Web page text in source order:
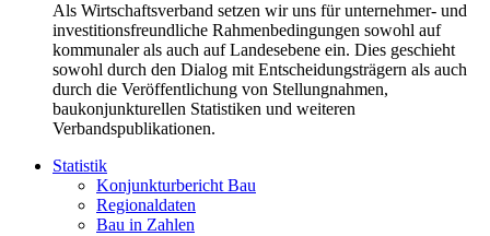
Als Wirtschaftsverband setzen wir uns für unternehmer- und
investitionsfreundliche Rahmenbedingungen sowohl auf
kommunaler als auch auf Landesebene ein. Dies geschieht
sowohl durch den Dialog mit Entscheidungsträgern als auch
durch die Veröffentlichung von Stellungnahmen,
baukonjunkturellen Statistiken und weiteren
Verbandspublikationen.
Statistik
Konjunkturbericht Bau
Regionaldaten
Bau in Zahlen